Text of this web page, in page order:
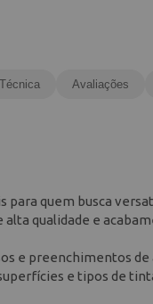
Avaliações
para quem busca
qualidade e
e preenchimentos de
e tipos de